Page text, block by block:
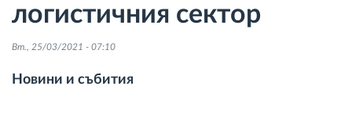
Дистанционно сваляне на данни от тахограф
Контрол на достъпа
логистичния сектор
Вт., 25/03/2021 - 07:10
Новини и събития